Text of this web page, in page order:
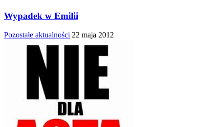
Wypadek w Emilii
Pozostałe aktualności 22 maja 2012